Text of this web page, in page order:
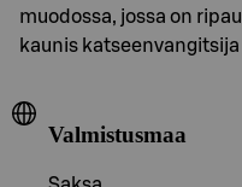
muodossa, jossa on
kaunis
Valmistusmaa